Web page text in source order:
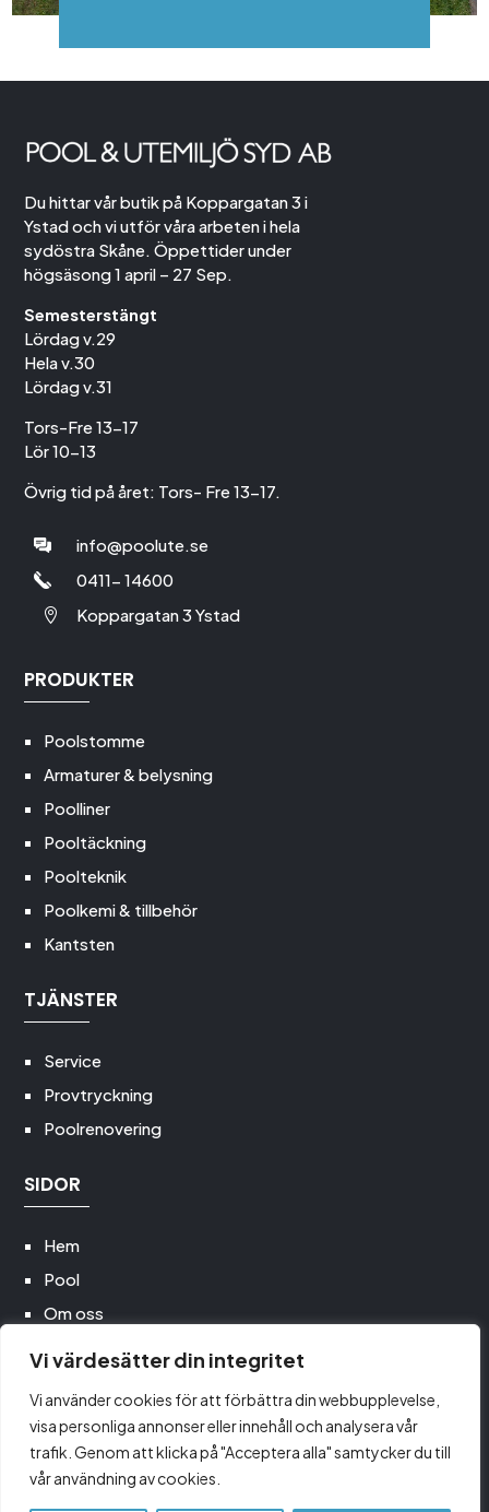
Vi värdesätter din integritet
Vi använder cookies för att förbättra din webbupplevelse,
visa personliga annonser eller innehåll och analysera vår
trafik. Genom att klicka på "Acceptera alla" samtycker du till
vår användning av cookies.
Du hittar vår butik på Koppargatan 3 i
Ystad och vi utför våra arbeten i hela
sydöstra Skåne. Öppettider under
högsäsong 1 april – 27 Sep.
Semesterstängt
Lördag v.29
Hela v.30
Lördag v.31
Tors-Fre 13-17
Lör 10-13
Övrig tid på året: Tors- Fre 13-17.
info@poolute.se
0411- 14600
 Koppargatan 3 Ystad
PRODUKTER
Poolstomme
Armaturer & belysning
Poolliner
Pooltäckning
Poolteknik
Poolkemi & tillbehör
Kantsten
TJÄNSTER
Service
Provtryckning
Poolrenovering
SIDOR
Hem
Pool
Om oss